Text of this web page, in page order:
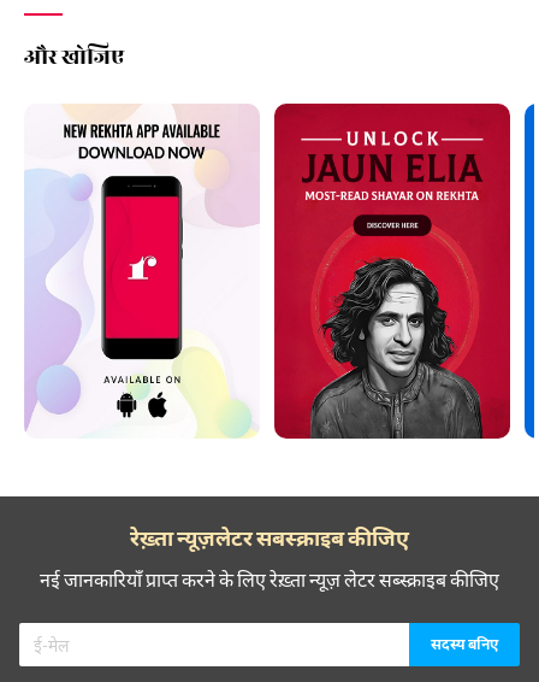
और खोजिए
रेख़्ता न्यूज़लेटर सबस्क्राइब कीजिए
नई जानकारियाँ प्राप्त करने के लिए रेख़्ता न्यूज़ लेटर सब्स्क्राइब कीजिए